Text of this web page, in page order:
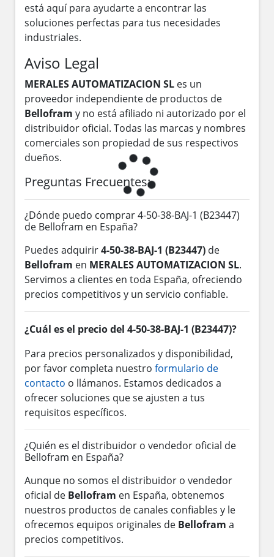
está aquí para ayudarte a encontrar las
soluciones perfectas para tus necesidades
industriales.
Aviso Legal
MERALES AUTOMATIZACION SL es un
proveedor independiente de productos de
Bellofram y no está afiliado ni autorizado por el
distribuidor oficial. Todas las marcas y nombres
comerciales son propiedad de sus respectivos
dueños.
Preguntas Frecuentes:
¿Dónde puedo comprar 4-50-38-BAJ-1 (B23447)
de Bellofram en España?
Puedes adquirir4-50-38-BAJ-1 (B23447) de
Bellofram en MERALES AUTOMATIZACION SL.
Servimos a clientes en toda España, ofreciendo
precios competitivos y un servicio confiable.
¿Cuál es el precio del 4-50-38-BAJ-1 (B23447)?
Para precios personalizados y disponibilidad,
por favor completa nuestro formulario de
contacto o llámanos. Estamos dedicados a
ofrecer soluciones que se ajusten a tus
requisitos específicos.
¿Quién es el distribuidor o vendedor oficial de
Bellofram en España?
Aunque no somos el distribuidor o vendedor
oficial de Bellofram en España, obtenemos
nuestros productos de canales confiables y le
ofrecemos equipos originales de Bellofram a
precios competitivos.